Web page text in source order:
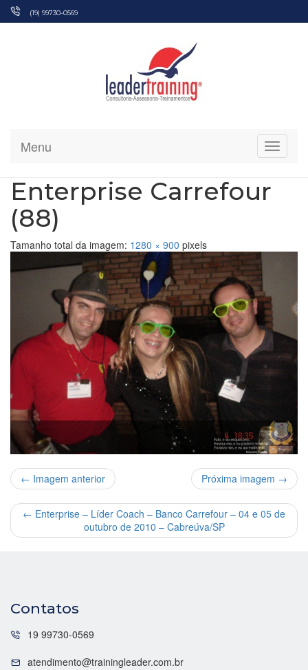
Pular
(19) 99730-0569
Menu
Enterprise Carrefour
(88)
Tamanho total da imagem: 1280 × 900 pixels
← Imagem anterior Próxima imagem →
← Enterprise – Líder Coach – Banco Carrefour – 04 e 05 de
outubro de 2010 – Cabreúva/SP
Contatos
19 99730-0569
atendimento@trainingleader.com.br